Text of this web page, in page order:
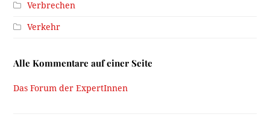
Verbrechen
Verkehr
Alle Kommentare auf einer Seite
Das Forum der ExpertInnen